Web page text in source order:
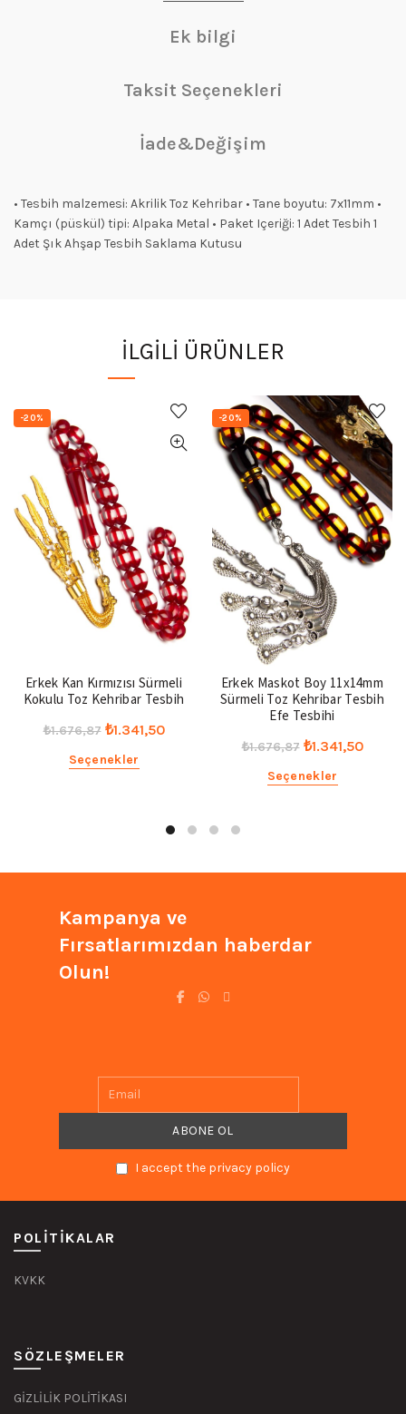
Ek bilgi
Taksit Seçenekleri
İade&Değişim
• Tesbih malzemesi: Akrilik Toz Kehribar • Tane boyutu: 7x11mm •
Kamçı (püskül) tipi: Alpaka Metal • Paket Içeriği: 1 Adet Tesbih 1
Adet Şık Ahşap Tesbih Saklama Kutusu
İLGILI ÜRÜNLER
-20%
Erkek Kan Kırmızısı Sürmeli
Kokulu Toz Kehribar Tesbih
₺1.676,87 Orijinal
fiyat:
₺1.676,87.
₺1.341,50Şu
Seçenekler
-20%
Erkek Maskot Boy 11x14mm
Sürmeli Toz Kehribar Tesbih
Efe Tesbihi
₺1.676,87 Orijinal
fiyat:
₺1.676,87.
₺1.341,50Şu
Seçenekler
Kampanya ve
Fırsatlarımızdan haberdar
Olun!
I accept the privacy policy
POLITIKALAR
KVKK
SÖZLEŞMELER
GİZLİLİK POLİTİKASI